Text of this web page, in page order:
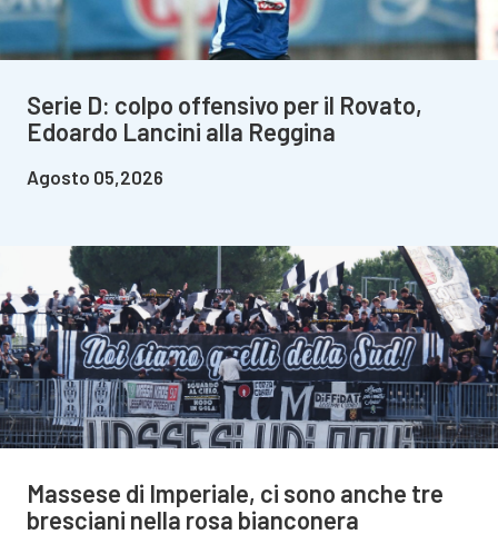
Serie D: colpo offensivo per il Rovato,
Edoardo Lancini alla Reggina
Agosto 05,2026
Massese di Imperiale, ci sono anche tre
bresciani nella rosa bianconera